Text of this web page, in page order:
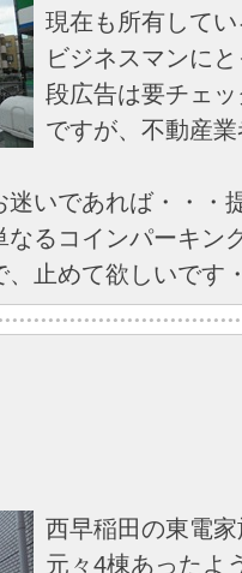
現在も所有して
ビジネスマンに
段広告は要チェッ
ですが、不動産
迷いであれば・・・
るコインパーキン
止めて欲しいです
西早稲田の東電
元々4棟あったよ